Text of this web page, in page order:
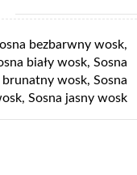
bezbarwny wosk,
biały wosk, Sosna
brunatny wosk, Sosna
, Sosna jasny wosk